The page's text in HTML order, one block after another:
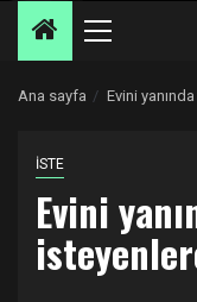
Primary
Ana sayfa Evini
İSTE
Evini